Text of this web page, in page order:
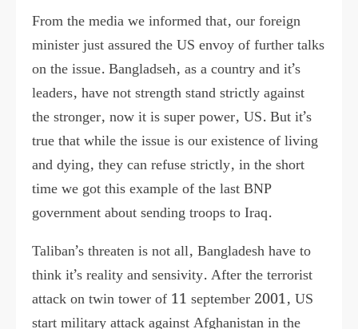
From the media we informed that, our foreign
minister just assured the US envoy of further talks
on the issue. Bangladseh, as a country and it’s
leaders, have not strength stand strictly against
the stronger, now it is super power, US. But it’s
true that while the issue is our existence of living
and dying, they can refuse strictly, in the short
time we got this example of the last BNP
government about sending troops to Iraq.
Taliban’s threaten is not all, Bangladesh have to
think it’s reality and sensivity. After the terrorist
attack on twin tower of 11 september 2001, US
start military attack against Afghanistan in the